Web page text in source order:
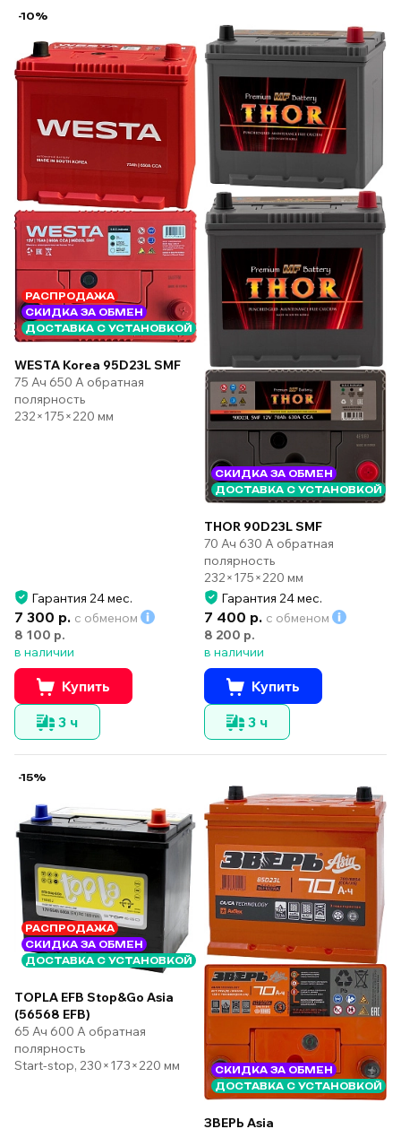
-10%
РАСПРОДАЖА
СКИДКА ЗА ОБМЕН
ДОСТАВКА С УСТАНОВКОЙ
WESTA Korea 95D23L SMF
75 Ач 650 А обратная
полярность
232×175×220 мм
Гарантия 24 мес.
7 300 р. с обменом
8 100 р.
в наличии
Купить
3 ч
СКИДКА ЗА ОБМЕН
ДОСТАВКА С УСТАНОВКОЙ
THOR 90D23L SMF
70 Ач 630 А обратная
полярность
232×175×220 мм
Гарантия 24 мес.
7 400 р. с обменом
8 200 р.
в наличии
Купить
3 ч
-15%
РАСПРОДАЖА
СКИДКА ЗА ОБМЕН
ДОСТАВКА С УСТАНОВКОЙ
TOPLA EFB Stop&Go Asia
(56568 EFB)
65 Ач 600 А обратная
полярность
Start-stop, 230×173×220 мм
СКИДКА ЗА ОБМЕН
ДОСТАВКА С УСТАНОВКОЙ
ЗВЕРЬ Asia